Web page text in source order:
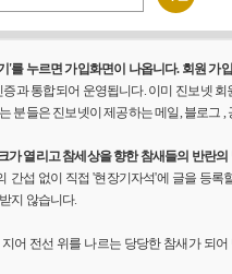
'를 누르면 가입화면이 나옵니다. 회원 가
과 통합되어 운영됩니다. 이미 진보넷
분들은 진보넷이 제공하는 메일, 블로그
가 열리고 참세상을 향한 참새들의 반란
간섭 없이 직접 '현장기자석'에 글을 등
지 않습니다.
어 전선 위를 나르는 당당한 참새가 되